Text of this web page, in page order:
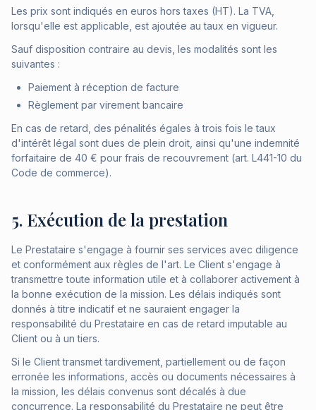
Les prix sont indiqués en euros hors taxes (HT). La TVA,
lorsqu'elle est applicable, est ajoutée au taux en vigueur.
Sauf disposition contraire au devis, les modalités sont les
suivantes :
Paiement à réception de facture
Règlement par virement bancaire
En cas de retard, des pénalités égales à trois fois le taux
d'intérêt légal sont dues de plein droit, ainsi qu'une indemnité
forfaitaire de 40 € pour frais de recouvrement (art. L441-10 du
Code de commerce).
5. Exécution de la prestation
Le Prestataire s'engage à fournir ses services avec diligence
et conformément aux règles de l'art. Le Client s'engage à
transmettre toute information utile et à collaborer activement à
la bonne exécution de la mission. Les délais indiqués sont
donnés à titre indicatif et ne sauraient engager la
responsabilité du Prestataire en cas de retard imputable au
Client ou à un tiers.
Si le Client transmet tardivement, partiellement ou de façon
erronée les informations, accès ou documents nécessaires à
la mission, les délais convenus sont décalés à due
concurrence. La responsabilité du Prestataire ne peut être